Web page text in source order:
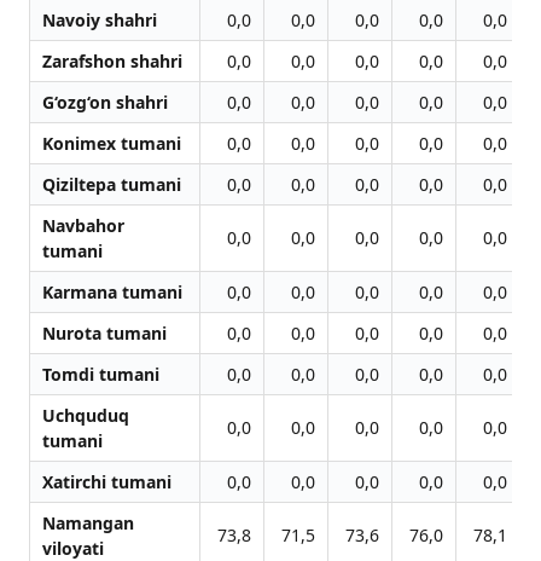
Navoiy shahri 0,0 0,0 0,0 0,0
0,0
Zarafshon shahri
0,0 0,0 0,0 0,0
0,0
G‘ozg‘on shahri
0,0 0,0 0,0 0,0
0,0
Konimex tumani
0,0 0,0 0,0 0,0
0,0
Qiziltepa tumani
0,0 0,0 0,0 0,0
0,0
Navbahor
tumani
0,0 0,0 0,0 0,0 0,0
Karmana tumani 0,0 0,0 0,0 0,0
0,0
Nurota tumani
0,0 0,0 0,0 0,0
0,0
Tomdi tumani
0,0 0,0 0,0 0,0
0,0
Uchquduq
tumani
0,0 0,0 0,0 0,0 0,0
Xatirchi tumani 0,0 0,0 0,0 0,0
0,0
Namangan
viloyati
73,8 71,5 73,6 76,0 78,1